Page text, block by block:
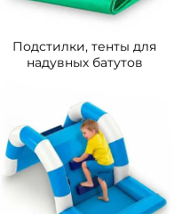
Подстилки, тенты для
надувных батутов